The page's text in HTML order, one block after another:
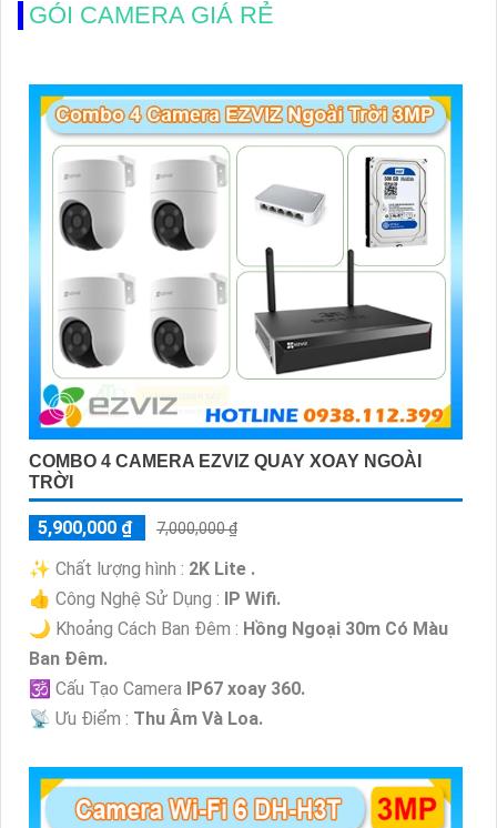
GÓI CAMERA GIÁ RẺ
COMBO 4 CAMERA EZVIZ QUAY XOAY NGOÀI
TRỜI
5,900,000 ₫ 7,000,000 ₫
✨ Chất lượng hình : 2K Lite .
👍 Công Nghệ Sử Dụng : IP Wifi.
🌙 Khoảng Cách Ban Đêm : Hồng Ngoại 30m Có Màu
Ban Ðêm.
🕉️ Cấu Tạo Camera IP67 xoay 360.
️📡 Ưu Điểm : Thu Âm Và Loa.